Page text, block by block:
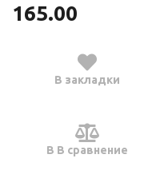
165.00
В закладки
В В сравнение